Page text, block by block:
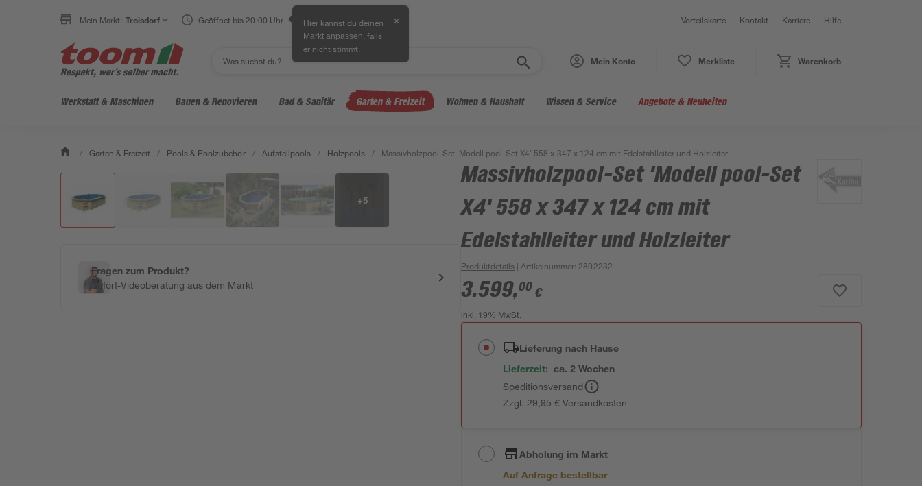
Mein Markt: Troisdorf Geöffnet bis 20:00 Uhr Hier kannst du deinen
Markt anpassen , falls
er nicht stimmt.
✕ Vorteilskarte Kontakt Karriere Hilfe
Mein Konto Merkliste Warenkorb
Werkstatt & Maschinen Bauen & Renovieren Bad & Sanitär Garten & Freizeit Wohnen & Haushalt Wissen & Service Angebote & Neuheiten
/ Garten & Freizeit / Pools & Poolzubehör / Aufstellpools / Holzpools / Massivholzpool-Set 'Modell pool-Set X4' 558 x 347 x 124 cm mit Edelstahlleiter und Holzleiter
+5
Fragen zum Produkt?
Sofort-Videoberatung aus dem Markt
Massivholzpool-Set 'Modell pool-Set
X4' 558 x 347 x 124 cm mit
Edelstahlleiter und Holzleiter
Produktdetails | Artikelnummer: 2802232
3.599,00 €
inkl. 19% MwSt.
Lieferung nach Hause
Lieferzeit: ca. 2 Wochen
Speditionsversand
Zzgl. 29,95 € Versandkosten
Abholung im Markt
Auf Anfrage bestellbar